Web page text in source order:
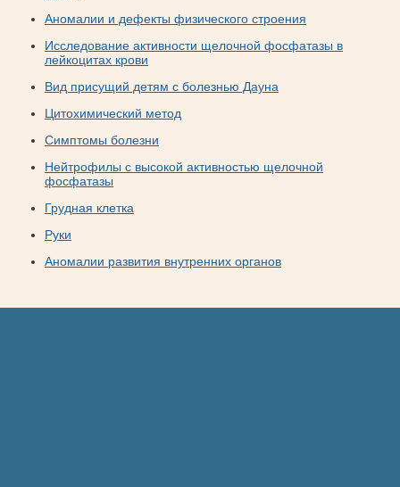
Аномалии и дефекты физического строения
Исследование активности щелочной фосфатазы в
лейкоцитах крови
Вид присущий детям с болезнью Дауна
Цитохимический метод
Симптомы болезни
Нейтрофилы с высокой активностью щелочной
фосфатазы
Грудная клетка
Руки
Аномалии развития внутренних органов